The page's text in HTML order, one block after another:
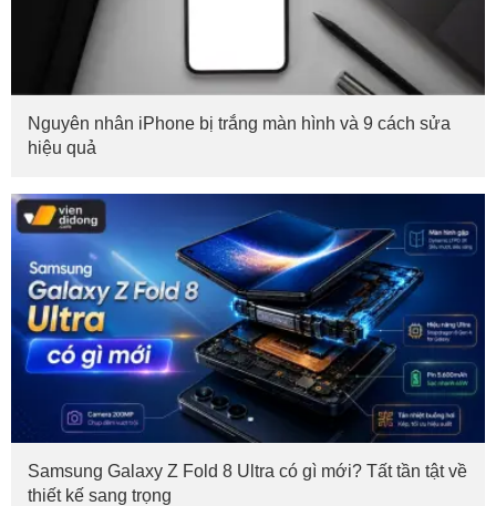
Nguyên nhân iPhone bị trắng màn hình và 9 cách sửa
hiệu quả
Samsung Galaxy Z Fold 8 Ultra có gì mới? Tất tần tật về
thiết kế sang trọng